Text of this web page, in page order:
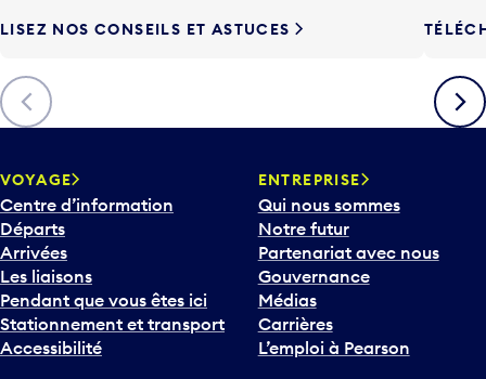
Précédent
LISEZ NOS CONSEILS ET ASTUCES
VOYAGE
Centre d’information
Départs
Arrivées
Les liaisons
Pendant que vous êtes ici
Stationnement et transport
Accessibilité
ENTREPRISE
Qui nous sommes
Notre futur
Partenariat avec nous
Gouvernance
Médias
Carrières
L’emploi à Pearson